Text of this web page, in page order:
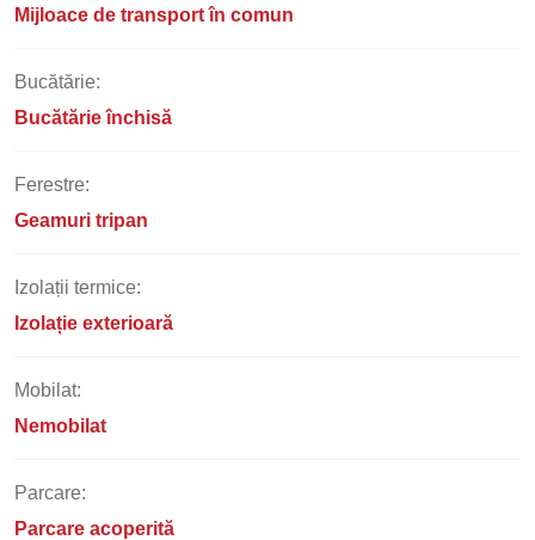
Mijloace de transport în comun
Bucătărie:
Bucătărie închisă
Ferestre:
Geamuri tripan
Izolații termice:
Izolație exterioară
Mobilat:
Nemobilat
Parcare:
Parcare acoperită